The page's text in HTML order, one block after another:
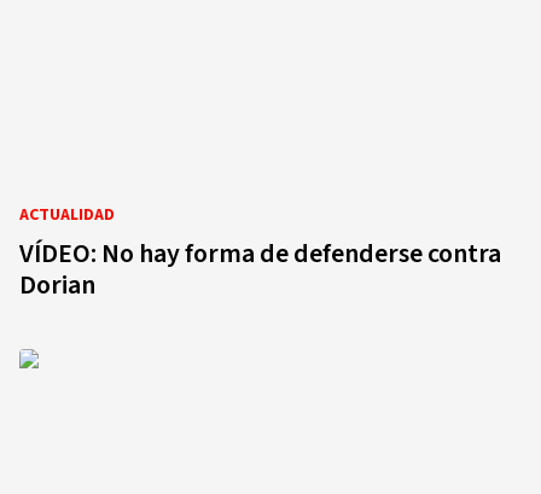
ACTUALIDAD
VÍDEO: No hay forma de defenderse contra
Dorian